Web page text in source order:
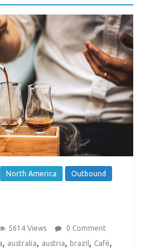
North America
Outbound
5614 Views
0 Comment
, australia, austria, brazil , Café,